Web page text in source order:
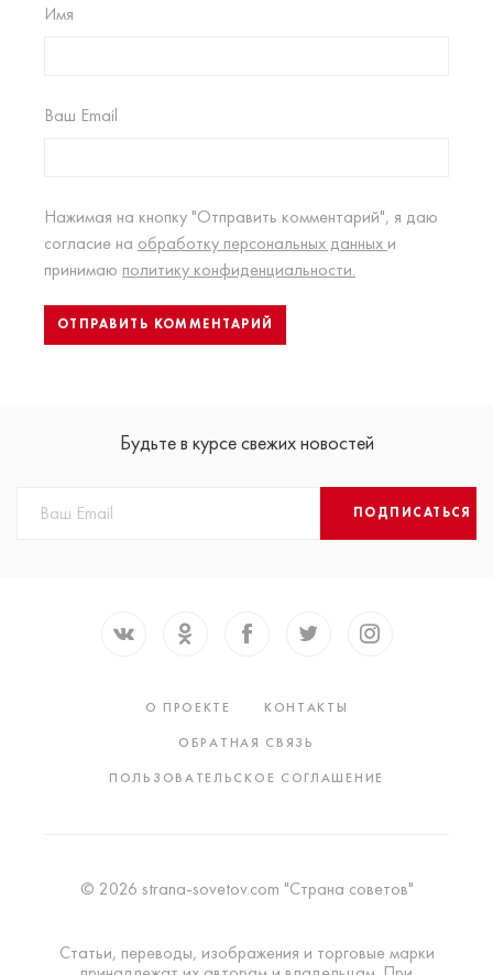
Имя
Ваш Email
Нажимая на кнопку "Отправить комментарий", я даю
согласие на обработку персональных данных и
принимаю политику конфиденциальности.
Будьте в курсе свежих новостей
ПОДПИСАТЬСЯ
О ПРОЕКТЕ
КОНТАКТЫ
ОБРАТНАЯ СВЯЗЬ
ПОЛЬЗОВАТЕЛЬСКОЕ СОГЛАШЕНИЕ
© 2026 strana-sovetov.com "Страна советов"
Статьи, переводы, изображения и торговые марки